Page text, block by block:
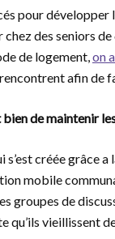
pour
chez des seniors
de logement,on
afin
de maintenir
créée grâce
mobile
groupes de
qu’ils vieillissent